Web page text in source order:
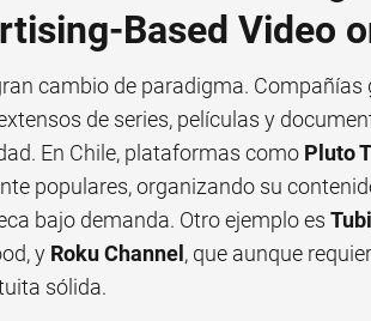
Based Video
cambio de paradigma.
de series, películas y
En Chile, plataformas como Pluto
populares, organizando su
bajo demanda. Otro ejemplo es Tubi
y Roku Channel , que aunque
sólida.